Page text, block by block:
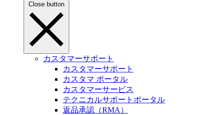
Close button
カスタマーサポート
カスタマーサポート
カスタマ ポータル
カスタマーサービス
テクニカルサポートポータル
返品承認（RMA）